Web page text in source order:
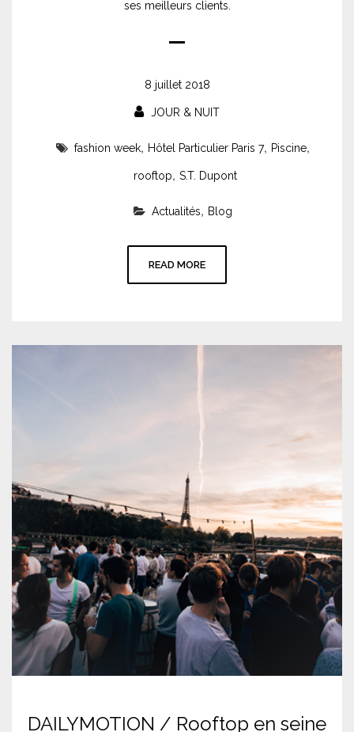
ses meilleurs clients.
8 juillet 2018
JOUR & NUIT
fashion week, Hôtel Particulier Paris 7, Piscine,
rooftop, S.T. Dupont
Actualités, Blog
READ MORE
DAILYMOTION / Rooftop en seine